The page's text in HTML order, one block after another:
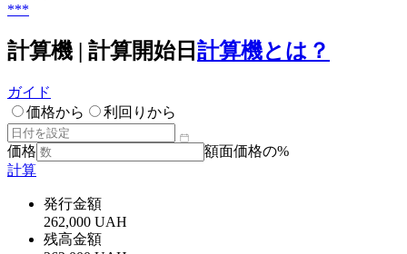
***
計算機 | 計算開始日 計算機とは？
ガイド
価格から
利回りから
価格
額面価格の%
計算
発行金額
262,000 UAH
残高金額